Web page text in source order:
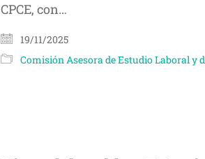
CPCE, con…
19/11/2025
Comisión Asesora de Estudio Laboral y